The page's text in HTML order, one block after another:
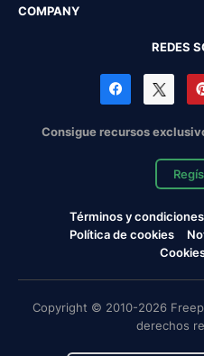
COMPANY
REDES
Consigue recursos
Términos y condiciones
Política de cookies
Copyright © 2010-2026
derechos